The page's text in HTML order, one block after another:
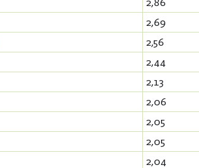
2,69
2,56
2,44
2,13
2,06
2,05
2,05
2,04